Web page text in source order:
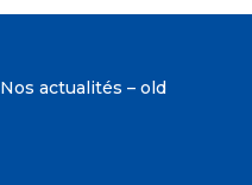
Nos actualités – old